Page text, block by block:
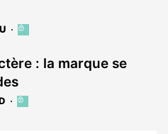
Cet
réservé
aux
abonnés
: la marque se
Cet